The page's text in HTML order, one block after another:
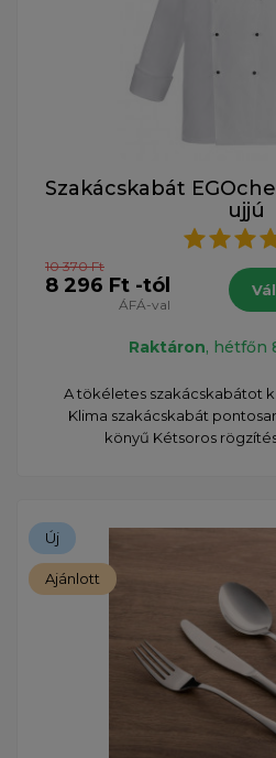
Szakácskabát
ujjú
10 370 Ft
8 296 Ft -tól
ÁFÁ-val
Raktáron, hétfőn
A tökéletes szakácskabátot
Klima szakácskabát
könyű Kétsoros
Új
Ajánlott